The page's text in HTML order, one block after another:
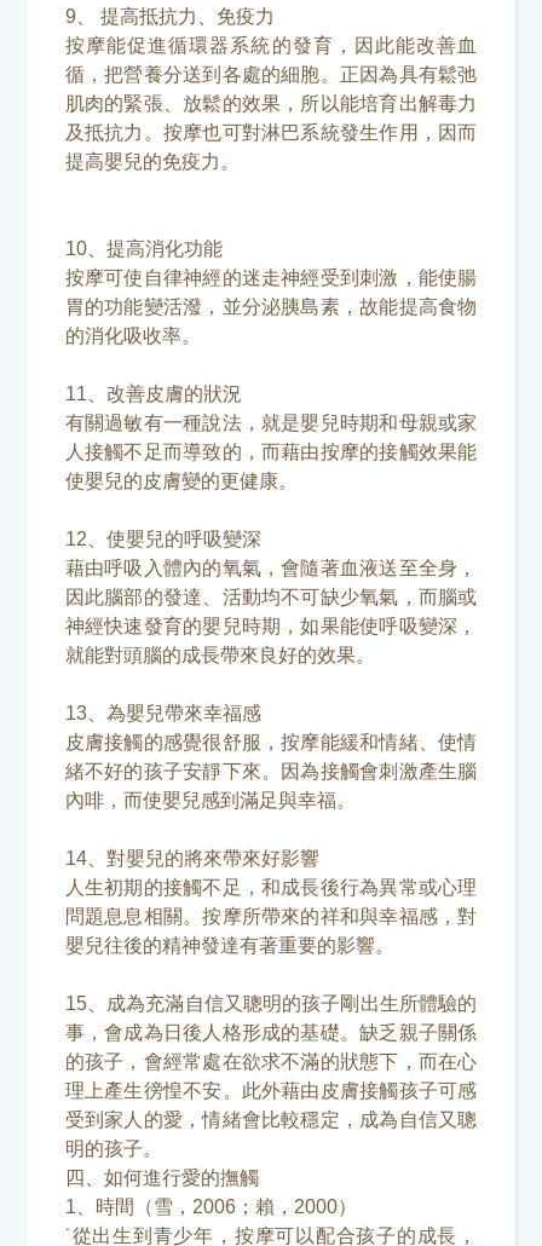
9、 提高抵抗力、免疫力
按摩能促進循環器系統的發育，因此能改善血
循，把營養分送到各處的細胞。正因為具有鬆弛
肌肉的緊張、放鬆的效果，所以能培育出解毒力
及抵抗力。按摩也可對淋巴系統發生作用，因而
提高嬰兒的免疫力。
10、提高消化功能
按摩可使自律神經的迷走神經受到刺激，能使腸
胃的功能變活潑，並分泌胰島素，故能提高食物
的消化吸收率。
11、改善皮膚的狀況
有關過敏有一種說法，就是嬰兒時期和母親或家
人接觸不足而導致的，而藉由按摩的接觸效果能
使嬰兒的皮膚變的更健康。
12、使嬰兒的呼吸變深
藉由呼吸入體內的氧氣，會隨著血液送至全身，
因此腦部的發達、活動均不可缺少氧氣，而腦或
神經快速發育的嬰兒時期，如果能使呼吸變深，
就能對頭腦的成長帶來良好的效果。
13、為嬰兒帶來幸福感
皮膚接觸的感覺很舒服，按摩能緩和情緒、使情
緒不好的孩子安靜下來。因為接觸會刺激產生腦
內啡，而使嬰兒感到滿足與幸福。
14、對嬰兒的將來帶來好影響
人生初期的接觸不足，和成長後行為異常或心理
問題息息相關。按摩所帶來的祥和與幸福感，對
嬰兒往後的精神發達有著重要的影響。
15、成為充滿自信又聰明的孩子剛出生所體驗的
事，會成為日後人格形成的基礎。缺乏親子關係
的孩子，會經常處在欲求不滿的狀態下，而在心
理上產生徬惶不安。此外藉由皮膚接觸孩子可感
受到家人的愛，情緒會比較穩定，成為自信又聰
明的孩子。
四、如何進行愛的撫觸
1、時間（雪，2006；賴，2000）
˙從出生到青少年，按摩可以配合孩子的成長，